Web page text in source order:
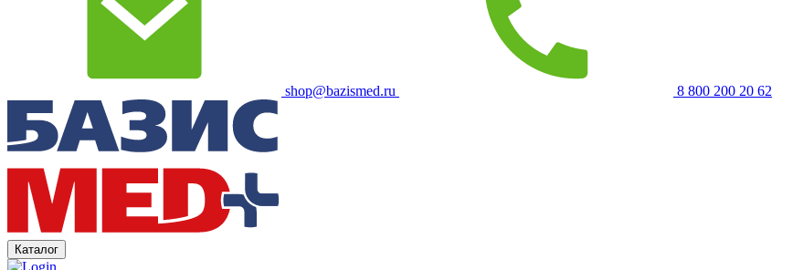
shop@bazismed.ru 8 800 200 20 62
Каталог